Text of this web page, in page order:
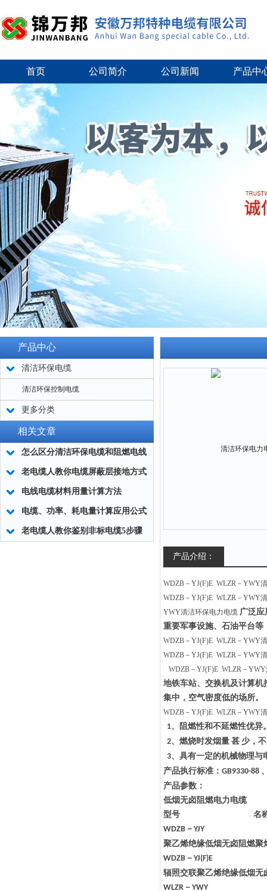
首页 公司简介 公司新闻 产品中
产品中心
清洁环保电缆
清洁环保控制电缆
更多分类
相关文章
怎么区分清洁环保电缆和阻燃电线
老电缆人教你电缆屏蔽层接地方式
电线电缆材料用量计算方法
电缆、功率、耗电量计算应用公式
老电缆人教你鉴别非标电缆5步骤
产品介绍：
WDZB－YJ(F)E WLZR－YWY
WDZB－YJ(F)E WLZR－YWY
YWY清洁环保电力电缆 广泛应
重要军事设施、石油平台
WDZB－YJ(F)E WLZR－YWY
WDZB－YJ(F)E WLZR－YWY
WDZB－YJ(F)E WLZR－
地铁车站、交换机及计算
集中，空气密度低的场所。
WDZB－YJ(F)E WLZR－YWY
1、阻燃性和不延燃性优异
2、燃烧时发烟量 甚 少，
3、具有一定的机械物理与
产品执行标准： GB9330-88
产品参数：
低烟无卤阻燃电力电缆
型号
名
WDZB － YJY
聚乙烯绝缘低烟无卤阻燃聚
WDZB － YJ(F)E
辐照交联聚乙烯绝缘低烟
WLZR － YWY